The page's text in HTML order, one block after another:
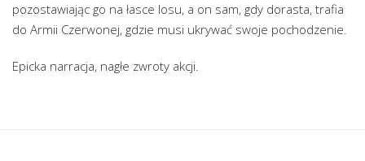
pozostawiając go na łasce losu, a on sam, gdy dorasta, trafia
do Armii Czerwonej, gdzie musi ukrywać swoje pochodzenie.
Epicka narracja, nagłe zwroty akcji.